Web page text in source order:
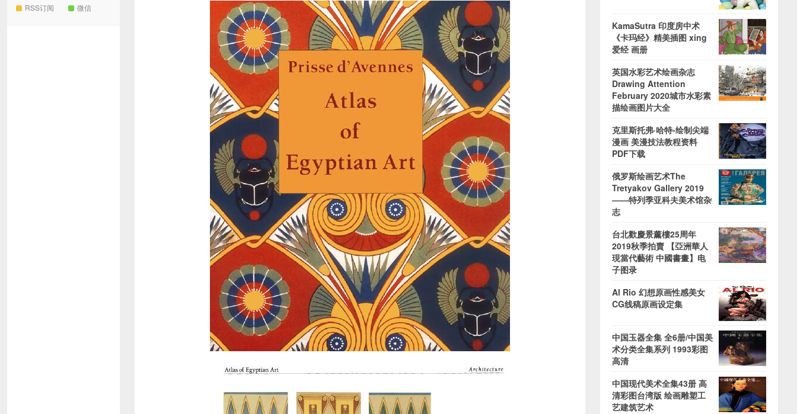
RSS订阅
微信
KamaSutra 印度房中术
《卡玛经》精美插图 xing
爱经 画册
英国水彩艺术绘画杂志
Drawing Attention
February 2020城市水彩素
描绘画图片大全
克里斯托弗·哈特-绘制尖端
漫画 美漫技法教程资料
PDF下载
俄罗斯绘画艺术The
Tretyakov Gallery 2019
——特列季亚科夫美术馆杂
志
台北歡慶景薰樓25周年
2019秋季拍賣 【亞洲華人
現當代藝術 中國書畫】电
子图录
Al Rio 幻想原画性感美女
CG线稿原画设定集
中国玉器全集 全6册/中国美
术分类全集系列 1993彩图
高清
中国现代美术全集43册 高
清彩图台湾版 绘画雕塑工
艺建筑艺术